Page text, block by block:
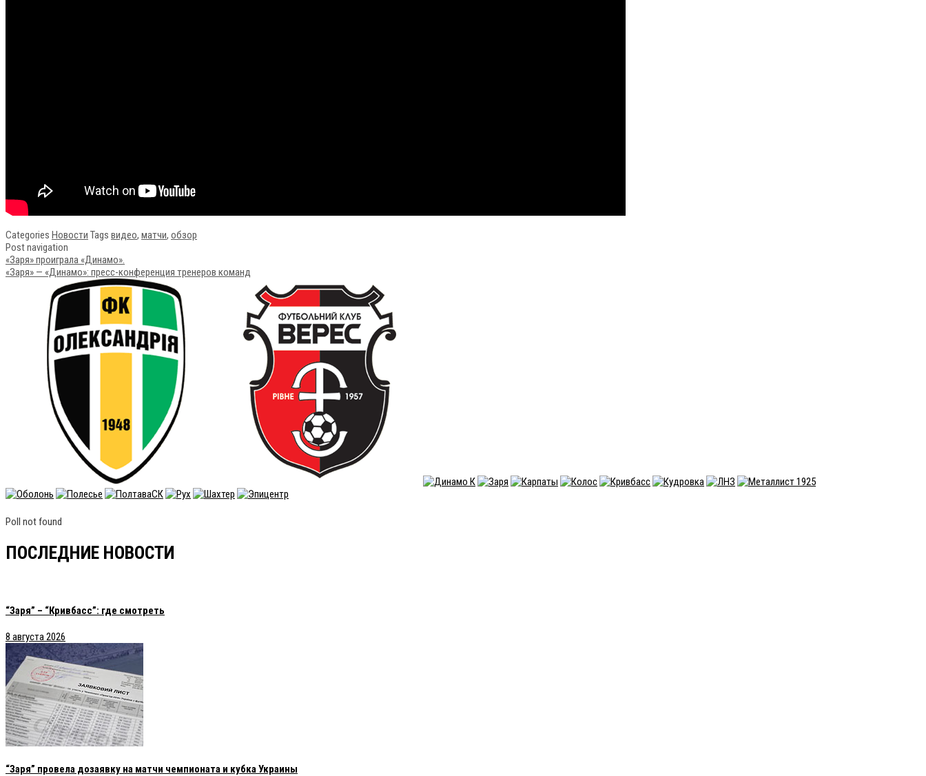
Categories Новости Tags видео, матчи, обзор
Post navigation
«Заря» проиграла «Динамо».
«Заря» — «Динамо»: пресс-конференция тренеров команд
Poll not found
ПОСЛЕДНИЕ НОВОСТИ
“Заря” – “Кривбасс”: где смотреть
8 августа 2026
“Заря” провела дозаявку на матчи чемпионата и кубка Украины